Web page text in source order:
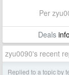
Per
Deals
zyu0090's recent
Replied to a topic by